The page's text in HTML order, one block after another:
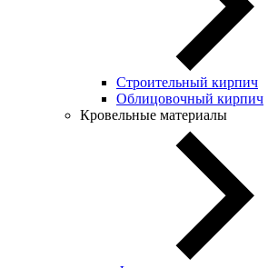
Строительный кирпич
Облицовочный кирпич
Кровельные материалы